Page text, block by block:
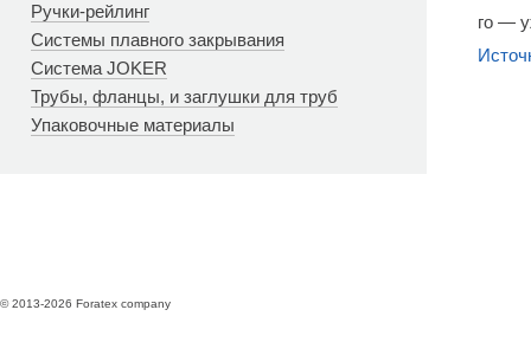
Ручки-рейлинг
Системы плавного закрывания
Система JOKER
Трубы, фланцы, и заглушки для труб
Упаковочные материалы
го —
© 2013-2026 Foratex company